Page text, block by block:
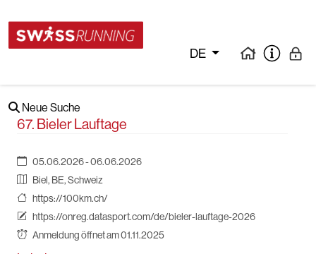
DE
Neue Suche
67. Bieler Lauftage
05.06.2026 - 06.06.2026
Biel, BE, Schweiz
https://100km.ch/
https://onreg.datasport.com/de/bieler-lauftage-2026
Anmeldung öffnet am 01.11.2025